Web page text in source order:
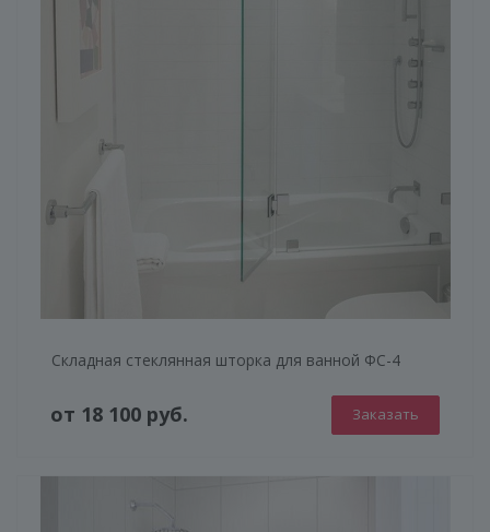
Складная стеклянная шторка для ванной ФС-4
от 18 100 руб. Заказать